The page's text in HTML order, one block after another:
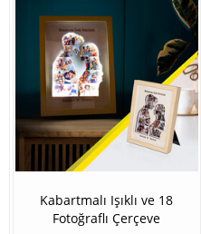
Kabartmalı Işıklı ve 18
Fotoğraflı Çerçeve